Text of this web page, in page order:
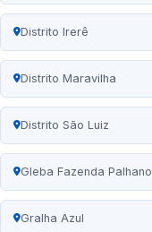
Distrito Irerê
Distrito Maravilha
Distrito São Luiz
Gleba Fazenda Palhano
Gralha Azul